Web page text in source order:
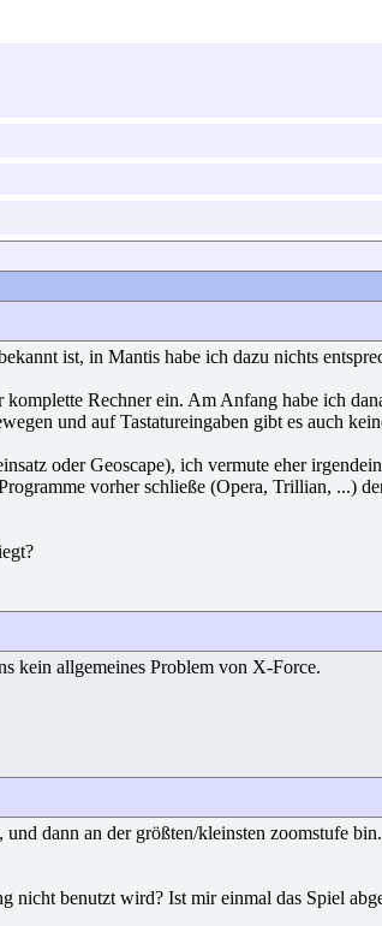
ist, in Mantis habe ich dazu nichts
Rechner ein. Am Anfang habe ich
und auf Tastatureingaben gibt es auch
oder Geoscape), ich vermute eher
vorher schließe (Opera, Trillian, ...)
kein allgemeines Problem von X-Force.
dann an der größten/kleinsten zoomstufe
benutzt wird? Ist mir einmal das Spiel